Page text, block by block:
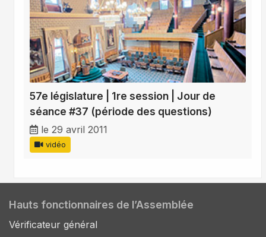
57e législature | 1re session | Jour de
séance #37 (période des questions)
le 29 avril 2011
vidéo
Hauts fonctionnaires de l’Assemblée
Vérificateur général